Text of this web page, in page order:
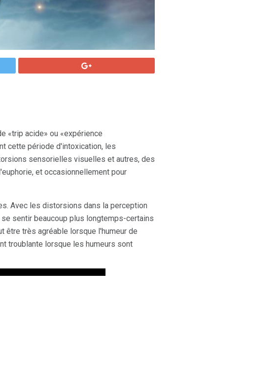
«trip acide» ou «expérience
cette période d'intoxication, les
sensorielles visuelles et autres, des
et occasionnellement pour
Avec les distorsions dans la perception
sentir beaucoup plus longtemps-certains
être très agréable lorsque l'humeur de
troublante lorsque les humeurs sont